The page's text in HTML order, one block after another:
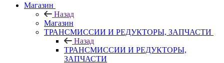
Магазин
Назад
Магазин
ТРАНСМИССИИ И РЕДУКТОРЫ, ЗАПЧАСТИ
Назад
ТРАНСМИССИИ И РЕДУКТОРЫ,
ЗАПЧАСТИ